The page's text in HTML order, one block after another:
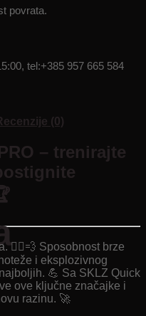
povrata.
tel:+385 957 665 584
(0)
– trenirajte
🏃‍♂️💨 Sposobnost brze
i eksplozivnog
💪 Sa SKLZ Quick
ove ključne značajke i
razinu. 🚀